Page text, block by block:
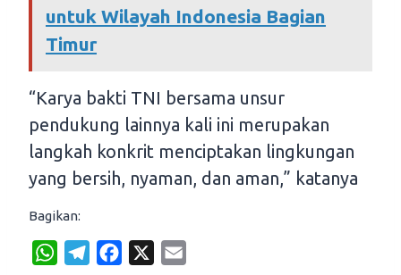
untuk Wilayah Indonesia Bagian
Timur
“Karya bakti TNI bersama unsur
pendukung lainnya kali ini merupakan
langkah konkrit menciptakan lingkungan
yang bersih, nyaman, dan aman,” katanya
Bagikan:
W